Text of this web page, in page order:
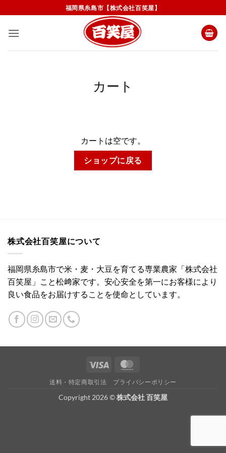
to
content
福岡県糸島市【株式会社百笑屋】
カート
カートは空です。
ショップに戻る
株式会社百笑屋について
福岡県糸島市で米・麦・大豆を育てる専業農家「株式会社
百笑屋」こと松﨑家です。安心安全を第一にお客様により
良い食品をお届けすることを使命としています。
Visa
送料・特定商取引法 プライバシーポリシー
Copyright 2026 ©株式会社 百笑屋